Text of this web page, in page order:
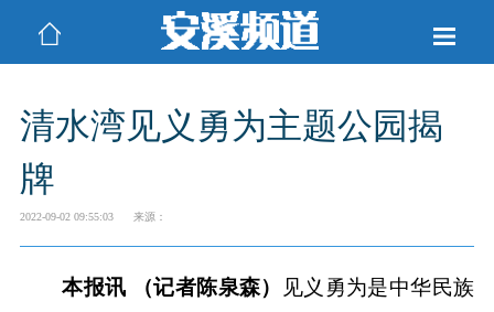
清水湾见义勇为主题公园揭
牌
2022-09-02 09:55:03 来源：
本报讯 （记者陈泉森）
见义勇为是中华民族